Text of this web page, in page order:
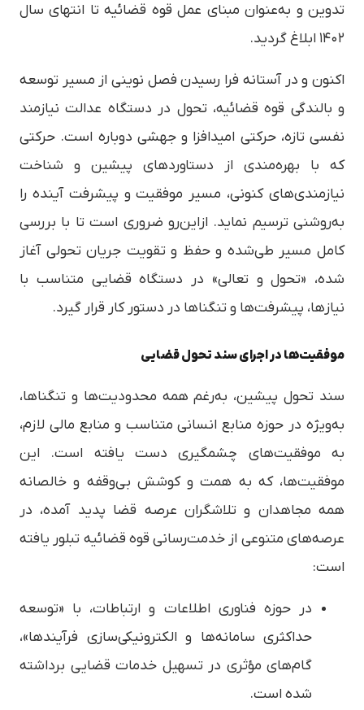
تدوین و به‌عنوان مبنای عمل قوه قضائیه تا انتهای سال
۱۴۰۲ ابلاغ گردید.
اکنون و در آستانه فرا رسیدن فصل نوینی از مسیر توسعه
و بالندگی قوه قضائیه، تحول در دستگاه عدالت نیازمند
نفسی تازه، حرکتی امیدافزا و جهشی دوباره است. حرکتی
که با بهره‌مندی از دستاوردهای پیشین و شناخت
نیازمندی‌های کنونی، مسیر موفقیت و پیشرفت آینده را
به‌روشنی ترسیم نماید. ازاین‌رو ضروری است تا با بررسی
کامل مسیر طی‌شده و حفظ و تقویت جریان تحولی آغاز
شده، «تحول و تعالی» در دستگاه قضایی متناسب با
نیازها، پیشرفت‌ها و تنگناها در دستور کار قرار گیرد.
موفقیت‌ها در اجرای سند تحول قضایی
سند تحول پیشین، به‌رغم همه محدودیت‌ها و تنگناها،
به‌ویژه در حوزه منابع انسانی متناسب و منابع مالی لازم،
به موفقیت‌های چشمگیری دست یافته است. این
موفقیت‌ها، که به همت و کوشش بی‌وقفه و خالصانه
همه مجاهدان و تلاشگران عرصه قضا پدید آمده، در
عرصه‌های متنوعی از خدمت‌رسانی قوه قضائیه تبلور یافته
است:
در حوزه فناوری اطلاعات و ارتباطات، با «توسعه
حداکثری سامانه‌ها و الکترونیکی‌سازی فرآیندها»،
گام‌های مؤثری در تسهیل خدمات قضایی برداشته
شده است.